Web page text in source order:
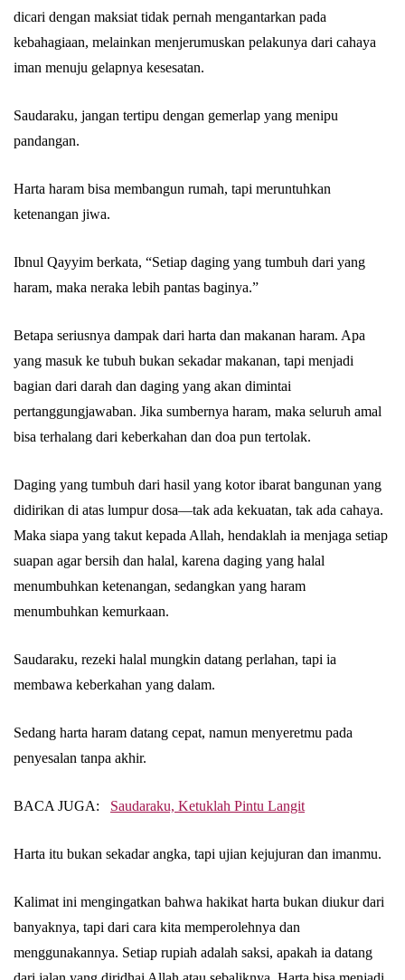
dicari dengan maksiat tidak pernah mengantarkan pada
kebahagiaan, melainkan menjerumuskan pelakunya dari cahaya
iman menuju gelapnya kesesatan.
Saudaraku, jangan tertipu dengan gemerlap yang menipu
pandangan.
Harta haram bisa membangun rumah, tapi meruntuhkan
ketenangan jiwa.
Ibnul Qayyim berkata, “Setiap daging yang tumbuh dari yang
haram, maka neraka lebih pantas baginya.”
Betapa seriusnya dampak dari harta dan makanan haram. Apa
yang masuk ke tubuh bukan sekadar makanan, tapi menjadi
bagian dari darah dan daging yang akan dimintai
pertanggungjawaban. Jika sumbernya haram, maka seluruh amal
bisa terhalang dari keberkahan dan doa pun tertolak.
Daging yang tumbuh dari hasil yang kotor ibarat bangunan yang
didirikan di atas lumpur dosa—tak ada kekuatan, tak ada cahaya.
Maka siapa yang takut kepada Allah, hendaklah ia menjaga setiap
suapan agar bersih dan halal, karena daging yang halal
menumbuhkan ketenangan, sedangkan yang haram
menumbuhkan kemurkaan.
Saudaraku, rezeki halal mungkin datang perlahan, tapi ia
membawa keberkahan yang dalam.
Sedang harta haram datang cepat, namun menyeretmu pada
penyesalan tanpa akhir.
BACA JUGA: Saudaraku, Ketuklah Pintu Langit
Harta itu bukan sekadar angka, tapi ujian kejujuran dan imanmu.
Kalimat ini mengingatkan bahwa hakikat harta bukan diukur dari
banyaknya, tapi dari cara kita memperolehnya dan
menggunakannya. Setiap rupiah adalah saksi, apakah ia datang